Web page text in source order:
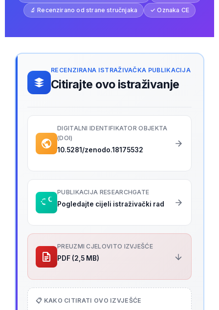
🔬 Recenzirano od strane stručnjaka
✓ Oznaka CE
RECENZIRANA ISTRAŽIVAČKA PUBLIKACIJA
Citirajte ovo istraživanje
DIGITALNI IDENTIFIKATOR OBJEKTA
(DOI)
10.5281/zenodo.18175532
PUBLIKACIJA RESEARCHGATE
Pogledajte cijeli istraživački rad
PREUZMI CJELOVITO IZVJEŠĆE
PDF (2,5 MB)
📋 KAKO CITIRATI OVO IZVJEŠĆE